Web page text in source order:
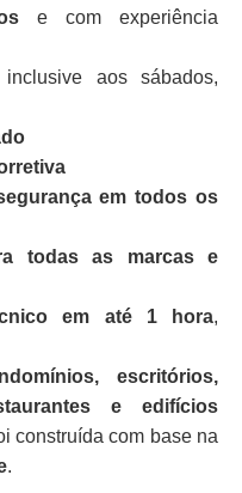
e com experiência
aos sábados,
em todos os
todas as marcas e
em até 1 hora,
escritórios,
e edifícios
construída com base na
.